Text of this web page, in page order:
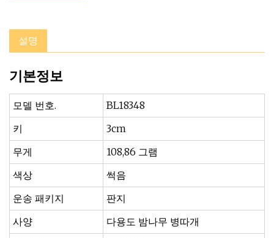
설명
기본정보
모델 번호.
BL18348
키
3cm
무게
108,86 그램
색상
썩음
운송 패키지
판지
사양
다용도 밤나무 병따개